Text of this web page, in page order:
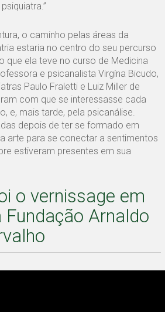
o caminho pelas áreas da
estaria no centro do seu percurso
que ela teve no curso de Medicina
e psicanalista Virgína Bicudo,
Paulo Fraletti e Luiz Miller de
com que se interessasse cada
e, mais tarde, pela psicanálise.
depois de ter se formado em
arte para se conectar a sentimentos
estiveram presentes em sua
o vernissage em
Arnaldo